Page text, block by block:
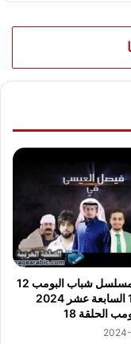
مشاهدة مسلسل شباب البومب 12
الحلقة 17 السابعة عشر 2024
الحلقة 18